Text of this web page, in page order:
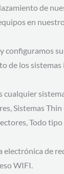
de
en
configuramos
de los
cualquier
Sistemas
Todo
electrónica de
WIFI.